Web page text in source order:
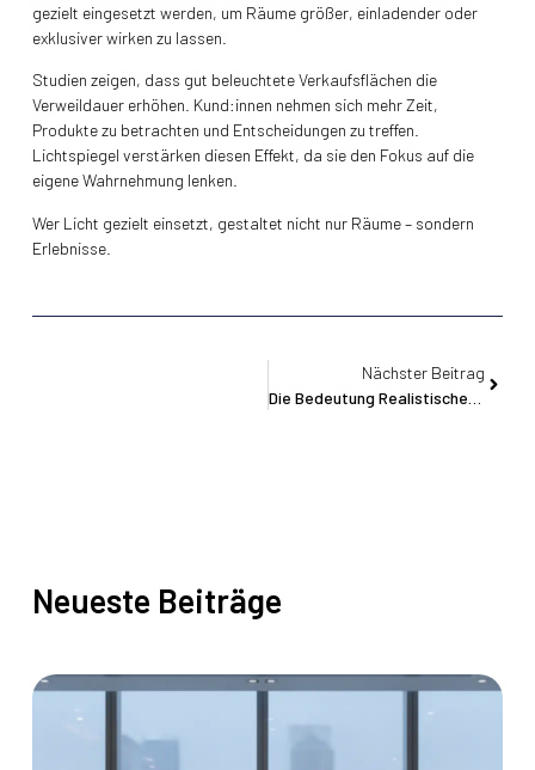
gezielt eingesetzt werden, um Räume größer, einladender oder
exklusiver wirken zu lassen.
Studien zeigen, dass gut beleuchtete Verkaufsflächen die
Verweildauer erhöhen. Kund:innen nehmen sich mehr Zeit,
Produkte zu betrachten und Entscheidungen zu treffen.
Lichtspiegel verstärken diesen Effekt, da sie den Fokus auf die
eigene Wahrnehmung lenken.
Wer Licht gezielt einsetzt, gestaltet nicht nur Räume – sondern
Erlebnisse.
Nächster Beitrag
Neueste Beiträge